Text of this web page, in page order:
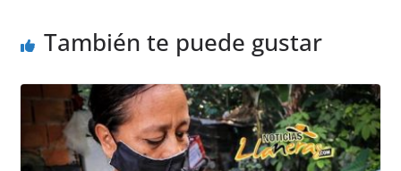
También te puede gustar